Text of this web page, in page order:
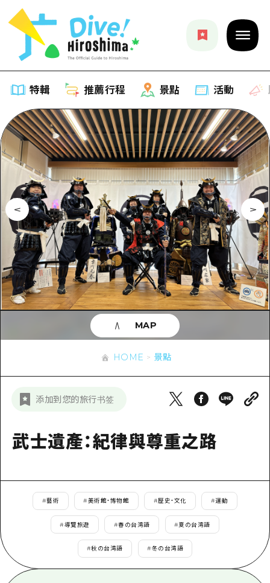
特輯 推薦行程 景點 活動
特輯
列表
推薦
藝術
活動·廟會
美食·酒水
騎自行車
購物
運動
夜晚生活
標準
治癒
自然
推薦行程
列表
Dive! Hiroshima 官方向導
廣島隨意旅行
廣島市內
安芸
答對了
宮島周邊
短途旅行
一日遊
1晚2天
2晚3天
景點
列表
廣島市內
安芸
答對了
美北
東山口
愛媛
活動
即時訊息
有用的信息
列表
超值遊覽門票
廣島免費 Wi-Fi
面向外國遊客的街角旅遊信息中心
志願者指南
新聞
HOME 景點
添加到您的旅行书签
武士遺產：紀律與尊重之路
#藝術 #美術館・博物館 #歷史・文化 #運動
#導覽旅遊 #春の台湾語 #夏の台湾語
#秋の台湾語 #冬の台湾語
MAP